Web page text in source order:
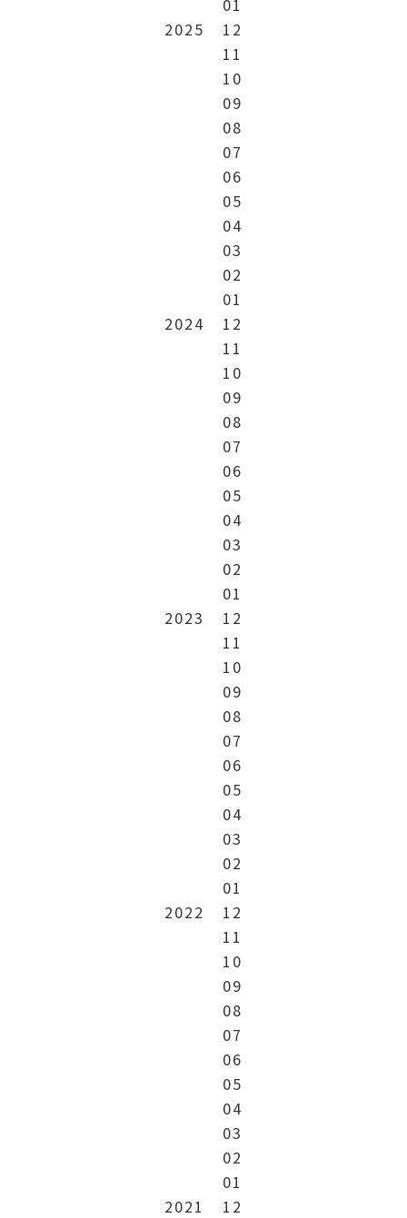
2025
12
11
10
09
08
07
06
05
04
03
02
01
2024
12
11
10
09
08
07
06
05
04
03
02
01
2023
12
11
10
09
08
07
06
05
04
03
02
01
2022
12
11
10
09
08
07
06
05
04
03
02
01
2021
12